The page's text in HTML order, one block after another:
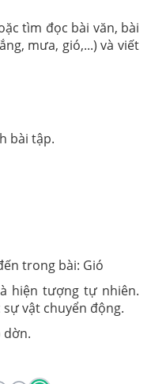
tìm đọc bài văn, bài
mưa, gió,...) và viết
bài tập.
trong bài: Gió
hiện tượng tự nhiên.
vật chuyển động.
dờn.